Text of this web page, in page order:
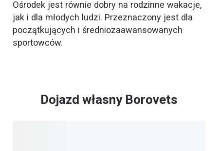
Ośrodek jest równie dobry na rodzinne wakacje,
jak i dla młodych ludzi. Przeznaczony jest dla
początkujących i średniozaawansowanych
sportowców.
Dojazd własny Borovets